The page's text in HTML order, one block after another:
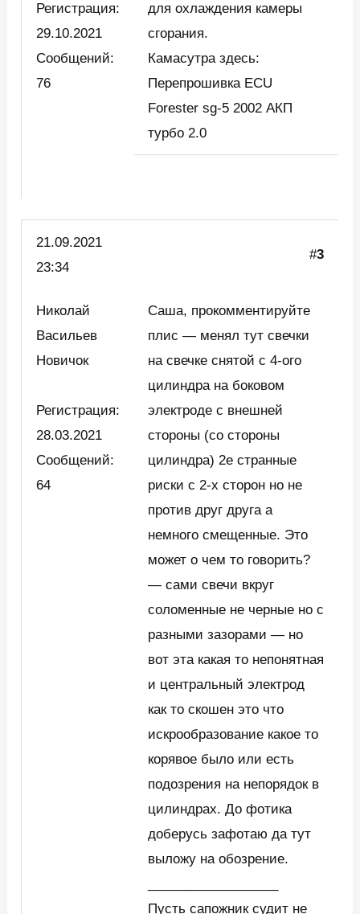
Регистрация:
29.10.2021
Сообщений:
76
для охлаждения камеры
сгорания.
Камасутра здесь:
Перепрошивка ECU
Forester sg-5 2002 АКП
турбо 2.0
21.09.2021
23:34
#3
Николай
Васильев
Новичок
Регистрация:
28.03.2021
Сообщений:
64
Саша, прокомментируйте
плис — менял тут свечки
на свечке снятой с 4-ого
цилиндра на боковом
электроде с внешней
стороны (со стороны
цилиндра) 2е странные
риски с 2-х сторон но не
против друг друга а
немного смещенные. Это
может о чем то говорить?
— сами свечи вкруг
соломенные не черные но с
разными зазорами — но
вот эта какая то непонятная
и центральный электрод
как то скошен это что
искрообразование какое то
корявое было или есть
подозрения на непорядок в
цилиндрах. До фотика
доберусь зафотаю да тут
выложу на обозрение.
Пусть сапожник судит не